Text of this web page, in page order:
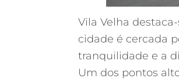
Vila Velha
cidade é cercada
tranquilidade e a
Um dos pontos